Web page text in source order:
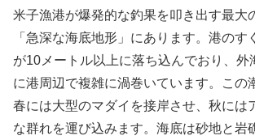
米子漁港が爆発的な釣果を叩き出す最大
「急深な海底地形」にあります。港のす
が10メートル以上に落ち込んでおり、外
に港周辺で複雑に渦巻いています。この
春には大型のマダイを接岸させ、秋には
な群れを運び込みます。海底は砂地と岩